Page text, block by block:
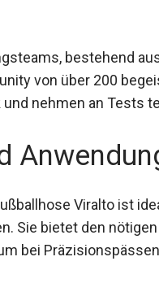
bestehend
von über 200
und nehmen an
Viralto ist
Sie bietet den
bei